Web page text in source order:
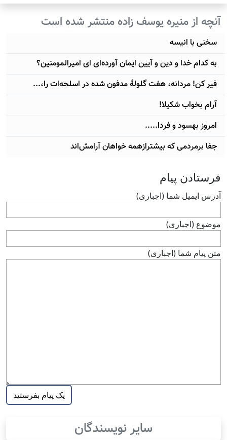
آنچه از منیره یوسف زاده منتشر شده است
سخنی با انیسه
به کدام خدا و دین ‌و آیین ایمان آورده‌ای ای امیرالمومنین؟
فیر کن! مردانه، هفت گلولۀ مدفون شده در اسلحه‌ات را،...
آرام بخواب شکیلا!
امروز بهسود و فردا.....
جفا برمردمی که بیشترازهمه خواهان آرامش‌اند
فرستادن پيام
آدرس ايميل شما (اجباری)
موضوع (اجباری)
متن پيام شما (اجباری)
سایر نویسندگان